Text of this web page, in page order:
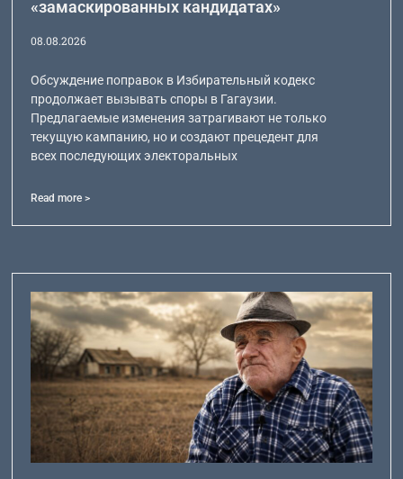
«замаскированных кандидатах»
08.08.2026
Обсуждение поправок в Избирательный кодекс
продолжает вызывать споры в Гагаузии.
Предлагаемые изменения затрагивают не только
текущую кампанию, но и создают прецедент для
всех последующих электоральных
Read more >